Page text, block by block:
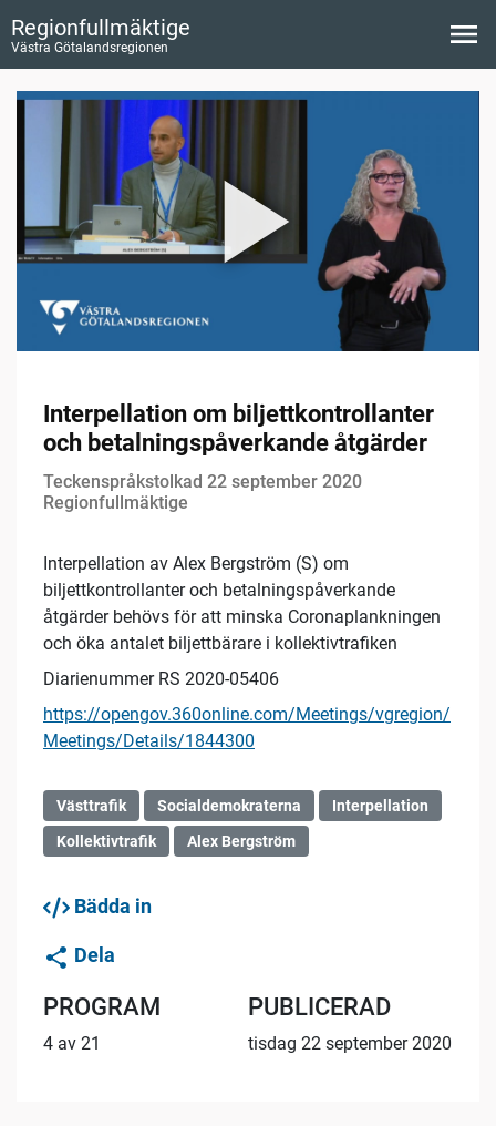
Regionfullmäktige
Västra Götalandsregionen
Interpellation om biljettkontrollanter
och betalningspåverkande åtgärder
Teckenspråkstolkad 22 september 2020
Regionfullmäktige
Interpellation av Alex Bergström (S) om
biljettkontrollanter och betalningspåverkande
åtgärder behövs för att minska Coronaplankningen
och öka antalet biljettbärare i kollektivtrafiken
Diarienummer RS 2020-05406
https://opengov.360online.com/Meetings/vgregion/
Meetings/Details/1844300
Västtrafik Socialdemokraterna
Interpellation
Kollektivtrafik
Alex Bergström
Bädda in
Dela
PROGRAM
4 av 21
PUBLICERAD
tisdag 22 september 2020